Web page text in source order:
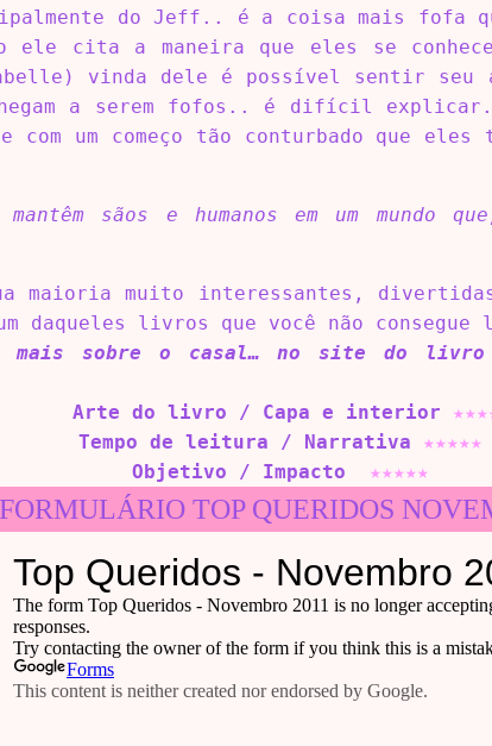
do Jeff.. é a coisa mais fofa
ele cita a maneira que eles se
vinda dele é possível sentir seu
a serem fofos.. é difícil
um começo tão conturbado que
sãos e humanos em um mundo
maioria muito interessantes,
daqueles livros que você não consegue
mais sobre o casal… no site do livro
Arte do livro / Capa e interior ★★★
Tempo de leitura / Narrativa ★★★★★
Objetivo / Impacto ★★★★★
FORMULÁRIO TOP QUERIDOS